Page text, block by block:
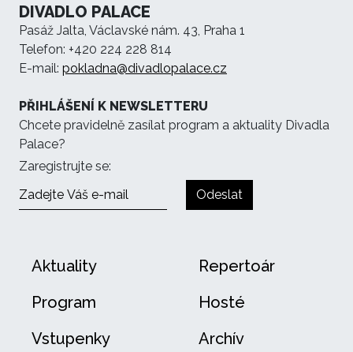
DIVADLO PALACE
Pasáž Jalta, Václavské nám. 43, Praha 1
Telefon: +420 224 228 814
E-mail: pokladna@divadlopalace.cz
PŘIHLÁŠENÍ K NEWSLETTERU
Chcete pravidelně zasílat program a aktuality Divadla
Palace?
Zaregistrujte se:
Odeslat
Aktuality
Program
Vstupenky
Repertoár
Hosté
Archív